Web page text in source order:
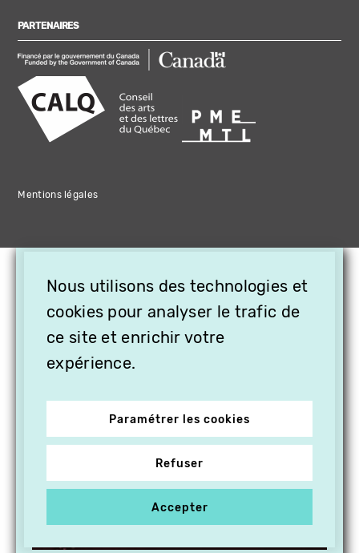
PARTENAIRES
Mentions légales
Nous utilisons des technologies et
cookies pour analyser le trafic de
ce site et enrichir votre
expérience.
Paramétrer les cookies
Refuser
Accepter
OFFREZ LA VIDÉO EN
CADEAU, ABONNEZ VOS
PROCHES À VITHÈQUE !